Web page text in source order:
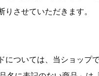
させていただきます。
については、当ショップ